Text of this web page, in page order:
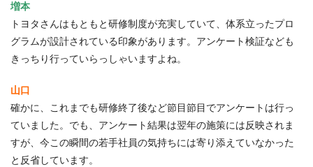
増本
トヨタさんはもともと研修制度が充実していて、体系立ったプロ
グラムが設計されている印象があります。アンケート検証なども
きっちり行っていらっしゃいますよね。
山口
確かに、これまでも研修終了後など節目節目でアンケートは行っ
ていました。でも、アンケート結果は翌年の施策には反映されま
すが、今この瞬間の若手社員の気持ちには寄り添えていなかった
と反省しています。